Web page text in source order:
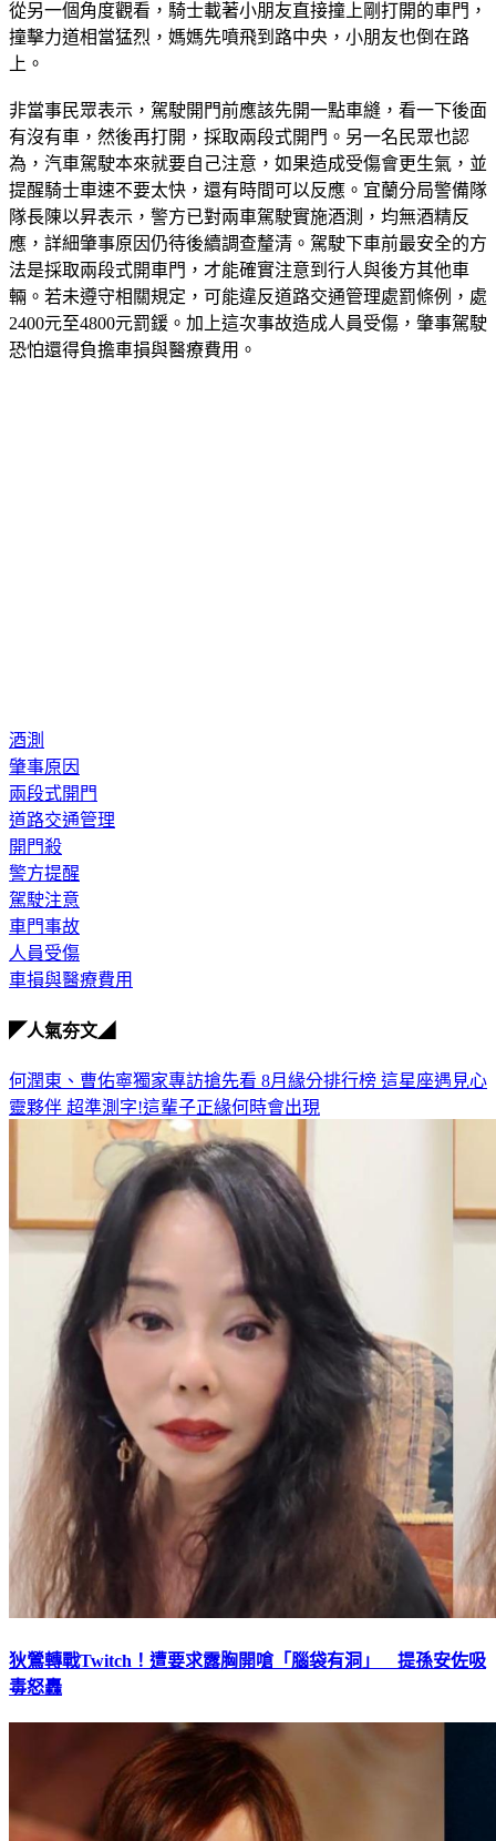
撞擊力道相當猛烈，媽媽先噴飛到路中央，小朋友也倒在路
上。
有沒有車，然後再打開，採取兩段式開門。另一名民眾也認
為，汽車駕駛本來就要自己注意，如果造成受傷會更生氣，並
提醒騎士車速不要太快，還有時間可以反應。宜蘭分局警備隊
隊長陳以昇表示，警方已對兩車駕駛實施酒測，均無酒精反
應，詳細肇事原因仍待後續調查釐清。駕駛下車前最安全的方
法是採取兩段式開車門，才能確實注意到行人與後方其他車
輛。若未遵守相關規定，可能違反道路交通管理處罰條例，處
2400元至4800元罰鍰。加上這次事故造成人員受傷，肇事駕駛
恐怕還得負擔車損與醫療費用。
肇事原因
兩段式開門
道路交通管理
開門殺
警方提醒
駕駛注意
車門事故
人員受傷
車損與醫療費用
靈夥伴 超準測字!這輩子正緣何時會出現
毒怒轟